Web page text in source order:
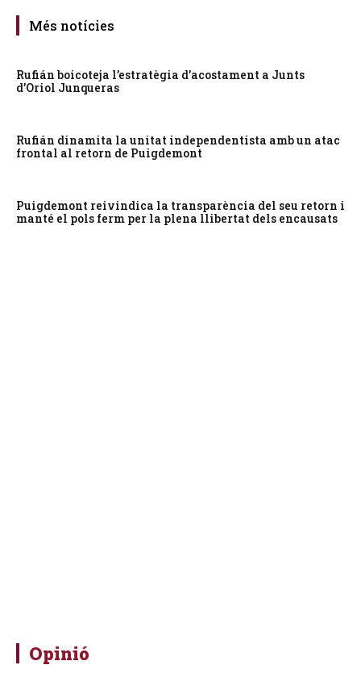
Més notícies
Rufián boicoteja l’estratègia d’acostament a Junts
d’Oriol Junqueras
Rufián dinamita la unitat independentista amb un atac
frontal al retorn de Puigdemont
Puigdemont reivindica la transparència del seu retorn i
manté el pols ferm per la plena llibertat dels encausats
Opinió